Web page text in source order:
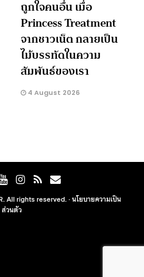
ถูกใจคนอื่น เมื่อ
Princess Treatment
จากชาวเน็ต กลายเป็น
ไม้บรรทัดในความ
สัมพันธ์ของเรา
4 August 2026
All rights reserved. ·นโยบายความเป็น
ส่วนตัว